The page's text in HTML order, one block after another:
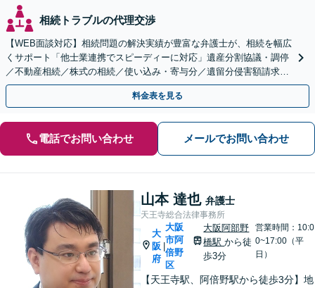
相続トラブルの代理交渉
【WEB面談対応】相続問題の解決実績が豊富な弁護士が、相続を幅広
くサポート「他士業連携でスピーディーに対応」遺産分割協議・調停
／不動産相続／株式の相続／使い込み・寄与分／遺留分侵害額請求／
相続放棄（借金の相続）／遺言書作成
料金表を見る
電話でお問い合わせ メールでお問い合わせ
山本 達也 弁護士
天王寺総合法律事務所
大
阪
府
大阪
市阿
倍野
区
大阪阿部野
橋駅から徒
歩3分
営業時間：10:0
0~17:00（平
日）
【天王寺駅、阿倍野駅から徒歩3分】地